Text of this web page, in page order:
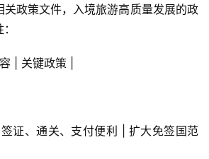
关政策文件，入境旅游高质量发展的政
| 关键政策 |
证、通关、支付便利 | 扩大免签国范